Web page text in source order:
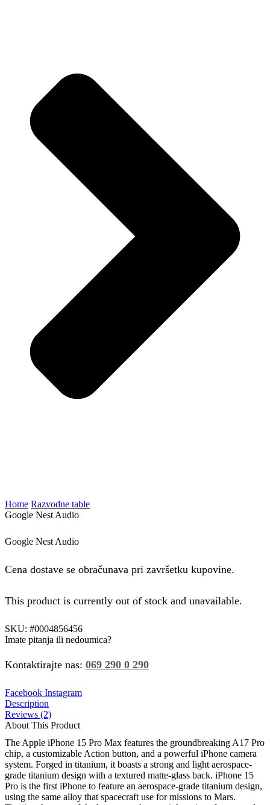
Home Razvodne table
Google Nest Audio
Google Nest Audio
Cena dostave se obračunava pri završetku kupovine.
This product is currently out of stock and unavailable.
SKU: #0004856456
Imate pitanja ili nedoumica?
Kontaktirajte nas: 069 290 0 290
Facebook Instagram
Description
Reviews (2)
About This Product
The Apple iPhone 15 Pro Max features the groundbreaking A17 Pro
chip, a customizable Action button, and a powerful iPhone camera
system. Forged in titanium, it boasts a strong and light aerospace-
grade titanium design with a textured matte-glass back. iPhone 15
Pro is the first iPhone to feature an aerospace‑grade titanium design,
using the same alloy that spacecraft use for missions to Mars.